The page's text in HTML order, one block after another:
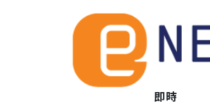
即時